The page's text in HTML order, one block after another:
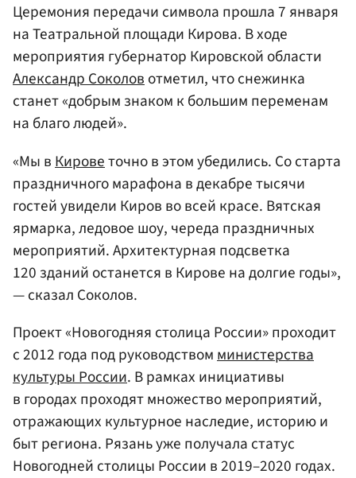
Церемония передачи символа прошла 7 января
на Театральной площади Кирова. В ходе
мероприятия губернатор Кировской области
Александр Соколовотметил, что снежинка
станет «добрым знаком к большим переменам
на благо людей».
«Мы в Кироветочно в этом убедились. Со старта
праздничного марафона в декабре тысячи
гостей увидели Киров во всей красе. Вятская
ярмарка, ледовое шоу, череда праздничных
мероприятий. Архитектурная подсветка
120 зданий останется в Кирове на долгие годы»,
— сказал Соколов.
Проект «Новогодняя столица России» проходит
с 2012 года под руководствомминистерства
культуры России. В рамках инициативы
в городах проходят множество мероприятий,
отражающих культурное наследие, историю и
быт региона. Рязань уже получала статус
Новогодней столицы России в 2019–2020 годах.